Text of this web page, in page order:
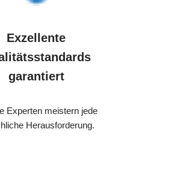
Exzellente
garantiert
Experten meistern jede
Herausforderung.